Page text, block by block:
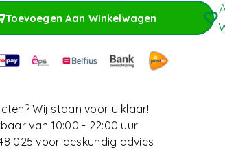
Toevoegen Aan Winkelwagen
Toevoegen Aan Winkelwagen
Wij staan voor u klaar!
van 10:00 - 22:00 uur
025 voor deskundig advies